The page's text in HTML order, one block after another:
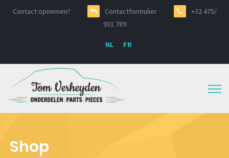
Contact opnemen? Contactformulier
+32 475/
931 789
NL FR
Shop